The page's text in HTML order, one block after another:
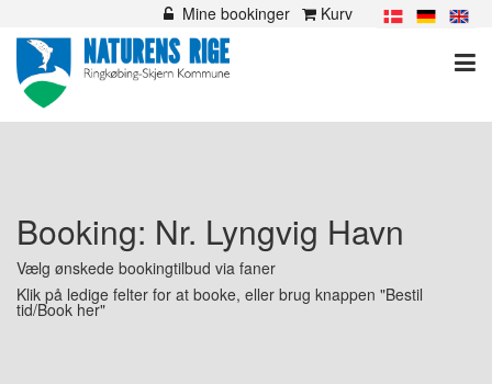
Mine bookinger  Kurv
Booking: Nr. Lyngvig Havn
Vælg ønskede bookingtilbud via faner
Klik på ledige felter for at booke, eller brug knappen "Bestil
tid/Book her"